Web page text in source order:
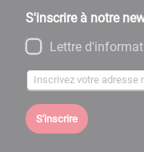
S'inscrire à notre
Lettre
S'inscrire